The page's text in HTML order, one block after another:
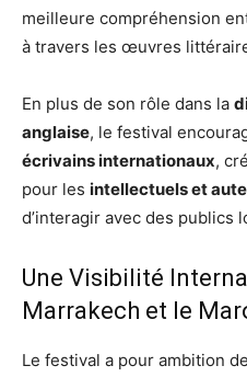
meilleure compréhension
à travers les œuvres
En plus de son rôle dans la
anglaise, le festival
écrivains internationaux,
pour les intellectuels et
d’interagir avec des publics
Une Visibilité
Marrakech et le
Le festival a pour ambition